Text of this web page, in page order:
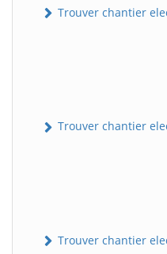
Trouver chantier
Trouver chantier
Trouver chantier